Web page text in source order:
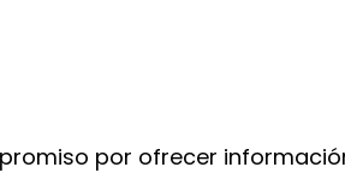
por ofrecer